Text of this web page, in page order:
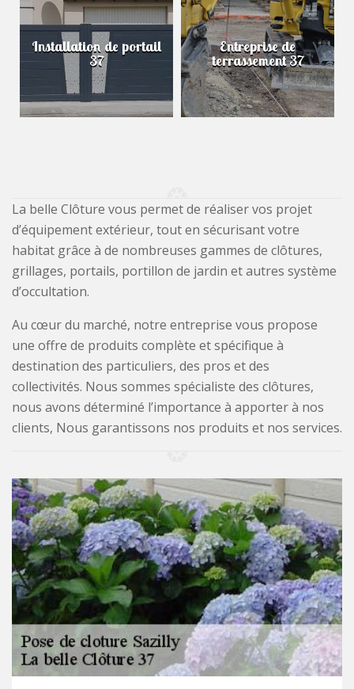
Installation de portail
37
Entreprise de
terrassement 37
La belle Clôture vous permet de réaliser vos projet
d’équipement extérieur, tout en sécurisant votre
habitat grâce à de nombreuses gammes de clôtures,
grillages, portails, portillon de jardin et autres système
d’occultation.
Au cœur du marché, notre entreprise vous propose
une offre de produits complète et spécifique à
destination des particuliers, des pros et des
collectivités. Nous sommes spécialiste des clôtures,
nous avons déterminé l’importance à apporter à nos
clients, Nous garantissons nos produits et nos services.